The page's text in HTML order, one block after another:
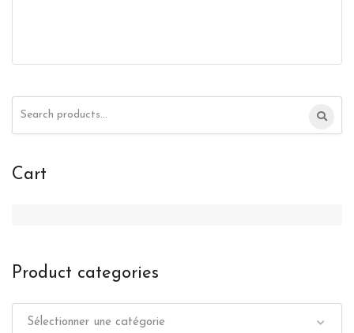
Cart
Product categories
Sélectionner une catégorie